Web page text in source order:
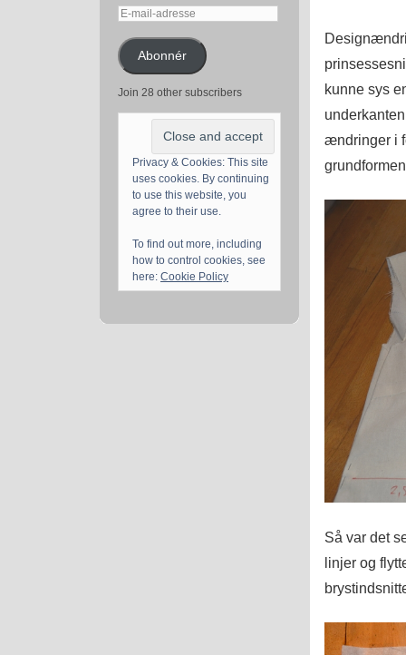
E-
adresseAbonnér
Join 28 other subscribers
Privacy & Cookies: This site
uses cookies. By continuing
to use this website, you
agree to their use.
To find out more, including
how to control cookies, see
here: Cookie Policy
kunne sys
ændringer i
Så var det
linjer og